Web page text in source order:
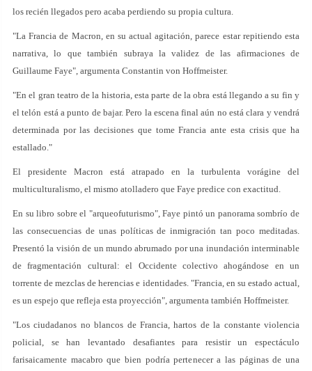
los recién llegados pero acaba perdiendo su propia cultura.
"La Francia de Macron, en su actual agitación, parece estar repitiendo esta
narrativa, lo que también subraya la validez de las afirmaciones de
Guillaume Faye", argumenta Constantin von Hoffmeister.
"En el gran teatro de la historia, esta parte de la obra está llegando a su fin y
el telón está a punto de bajar. Pero la escena final aún no está clara y vendrá
determinada por las decisiones que tome Francia ante esta crisis que ha
estallado."
El presidente Macron está atrapado en la turbulenta vorágine del
multiculturalismo, el mismo atolladero que Faye predice con exactitud.
En su libro sobre el "arqueofuturismo", Faye pintó un panorama sombrío de
las consecuencias de unas políticas de inmigración tan poco meditadas.
Presentó la visión de un mundo abrumado por una inundación interminable
de fragmentación cultural: el Occidente colectivo ahogándose en un
torrente de mezclas de herencias e identidades. "Francia, en su estado actual,
es un espejo que refleja esta proyección", argumenta también Hoffmeister.
"Los ciudadanos no blancos de Francia, hartos de la constante violencia
policial, se han levantado desafiantes para resistir un espectáculo
farisaicamente macabro que bien podría pertenecer a las páginas de una